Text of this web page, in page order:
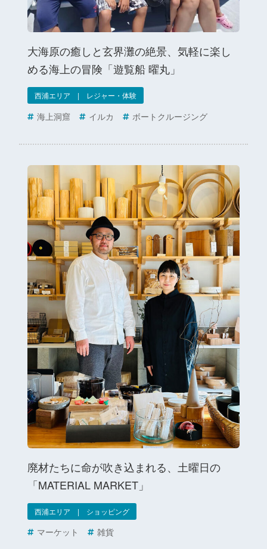
大海原の癒しと玄界灘の絶景、気軽に楽し
める海上の冒険「遊覧船 曜丸」
西浦エリア | レジャー・体験
海上洞窟 イルカ ボートクルージング
廃材たちに命が吹き込まれる、土曜日の
「MATERIAL MARKET」
西浦エリア | ショッピング
マーケット 雑貨